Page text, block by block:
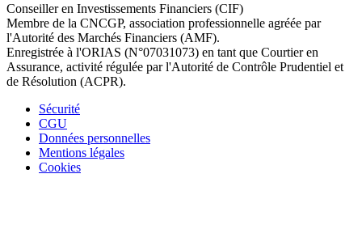
Conseiller en Investissements Financiers (CIF)
Membre de la CNCGP, association professionnelle agréée par
l'Autorité des Marchés Financiers (AMF).
Enregistrée à l'ORIAS (N°07031073) en tant que Courtier en
Assurance, activité régulée par l'Autorité de Contrôle Prudentiel et
de Résolution (ACPR).
Sécurité
CGU
Données personnelles
Mentions légales
Cookies